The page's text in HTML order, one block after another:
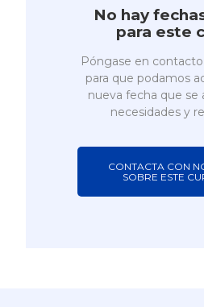
No hay
para este
Póngase en
para que podamos
nueva fecha que se
necesidades y
CONTACTA CON
SOBRE ESTE